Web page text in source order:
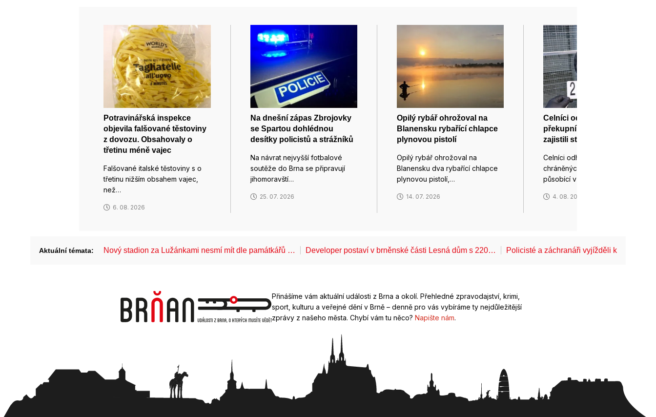
Potravinářská inspekce
objevila falšované těstoviny
z dovozu. Obsahovaly o
třetinu méně vajec
Falšované italské těstoviny s o
třetinu nižším obsahem vajec,
než…
6. 08. 2026
Na dnešní zápas Zbrojovky
se Spartou dohlédnou
desítky policistů a strážníků
Na návrat nejvyšší fotbalové
soutěže do Brna se připravují
jihomoravští…
25. 07. 2026
Opilý rybář ohrožoval na
Blanensku rybařící chlapce
plynovou pistolí
Opilý rybář ohrožoval na
Blanensku dva rybařící chlapce
plynovou pistolí,…
14. 07. 2026
Celníci odhalili gang
překupníků papoušků,
zajistili stovku ptáků
Celníci odhalili gang překupníků
chráněných druhů papoušků
působící v několika…
4. 08. 2026
Aktuální témata: Nový stadion za Lužánkami nesmí mít dle památkářů … Developer postaví v brněnské části Lesná dům s 220… Policisté a záchranáři vyjížděli k pádům z
Přinášíme vám aktuální události z Brna a okolí. Přehledné zpravodajství, krimi,
sport, kulturu a veřejné dění v Brně – denně pro vás vybíráme ty nejdůležitější
zprávy z našeho města. Chybí vám tu něco? Napište nám.